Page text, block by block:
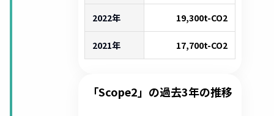
2022年 19,300t-CO2
2021年 17,700t-CO2
「Scope2」の過去3年の推移